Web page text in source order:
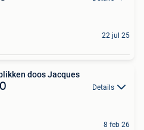
22 jul 25
doos Jacques
Details
8 feb 26